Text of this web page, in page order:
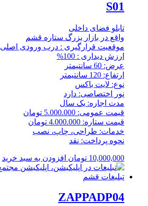
S01
تابلو فضای داخلی
واقع در بازار بزرگ ستاره قشم
موقعیت قرارگیری : درب ورودی اصلی
ارزش دیداری : 100%
عرض: 60 سانتیمتر
ارتفاع: 120 سانتیمتر
نوع: لایت باکس
نور اختصاصی: دارد
مدت اجاره: یک سال
قیمت عمومی: 5.000.000 تومان
قیمت ستاره: 4.000.000 تومان
خدمات: طراحی، چاپ، نصب
نحوه پرداخت: نقد
10,000,000 تومان افزودن به سبد خرید
ZAPPADP04